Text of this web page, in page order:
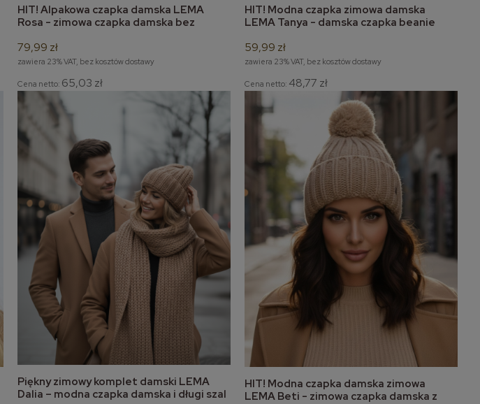
do koszyka
HIT! Alpakowa czapka damska LEMA
Rosa - zimowa czapka damska bez
79,99 zł
zawiera 23% VAT, bez kosztów dostawy
Cena netto: 65,03 zł
do koszyka
HIT! Modna czapka zimowa damska
LEMA Tanya - damska czapka beanie
59,99 zł
zawiera 23% VAT, bez kosztów dostawy
Cena netto: 48,77 zł
do koszyka
Piękny zimowy komplet damski LEMA
Dalia – modna czapka damska i długi szal
do koszyka
HIT! Modna czapka damska zimowa
LEMA Beti - zimowa czapka damska z